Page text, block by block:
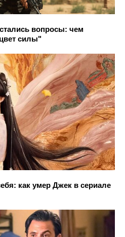
вопросы: чем
силы"
как умер Джек в сериале